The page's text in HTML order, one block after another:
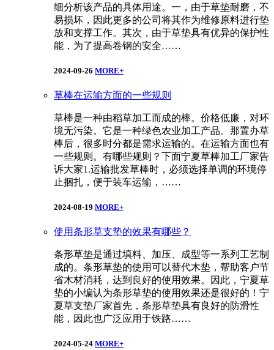
细分析该产品的具体用途。一，由于草垫耐磨，不
易损坏，因此更多的公司将其作为维修原料进行垫
放和支撑工作。其次，由于草垫具有优异的保护性
能，为了提高卷钢的安全……
2024-09-26 MORE+
草棒在运输方面的一些规则
草棒是一种由稻草加工而成的棒。价格低廉，对环
境无污染。它是一种绿色农业加工产品。那置办草
棒后，很多时分都是需求运输的。在运输方面也有
一些规则。有哪些规则？下面宁夏草棒加工厂家告
诉大家1.运输批发草棒时，必须选择单调的环境停
止捆扎，便于装车运输，……
2024-08-19 MORE+
使用条形草支垫的效果有哪些？
条形草垫是通过填料、加压、成型等一系列工艺制
成的。条形草垫的使用可以替代木垫，帮助客户节
省木材消耗，达到良好的使用效果。因此，宁夏草
垫的小编认为条形草垫的使用效果还是很好的！宁
夏草支垫厂家首先，条形草垫具有良好的防滑性
能，因此也广泛应用于铁路……
2024-05-24 MORE+